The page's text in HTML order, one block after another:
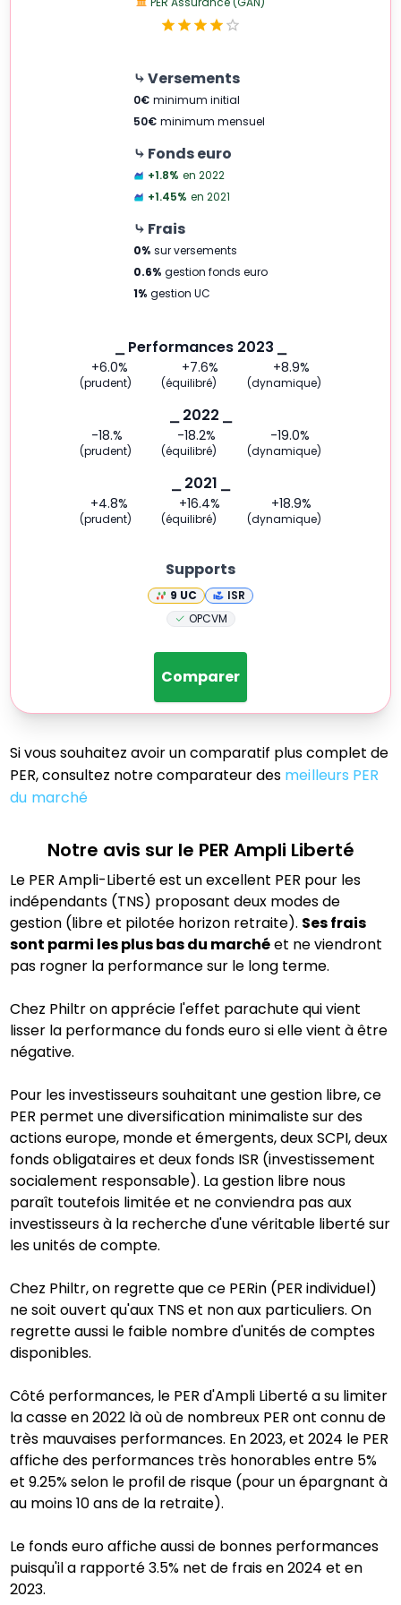
⤷ Versements
0€ minimum initial
50€ minimum mensuel
⤷ Fonds euro
+1.8% en 2022
+1.45% en 2021
⤷ Frais
0% sur versements
0.6% gestion fonds euro
1% gestion UC
⎯ Performances 2023 ⎯
+6.0% +7.6% +8.9%
(prudent) (équilibré) (dynamique)
⎯ 2022 ⎯
-18.% -18.2% -19.0%
(prudent) (équilibré) (dynamique)
⎯ 2021 ⎯
+4.8% +16.4% +18.9%
(prudent) (équilibré) (dynamique)
Supports
9 UC
ISR
OPCVM
Comparer
Si vous souhaitez avoir un comparatif plus complet de
PER, consultez notre comparateur des meilleurs PER
du marché
Notre avis sur le PER Ampli Liberté
Le PER Ampli-Liberté est un excellent PER pour les
indépendants (TNS) proposant deux modes de
gestion (libre et pilotée horizon retraite). Ses frais
sont parmi les plus bas du marchéet ne viendront
pas rogner la performance sur le long terme.
Chez Philtr on apprécie l'effet parachute qui vient
lisser la performance du fonds euro si elle vient à être
négative.
Pour les investisseurs souhaitant une gestion libre, ce
PER permet une diversification minimaliste sur des
actions europe, monde et émergents, deux SCPI, deux
fonds obligataires et deux fonds ISR (investissement
socialement responsable). La gestion libre nous
paraît toutefois limitée et ne conviendra pas aux
investisseurs à la recherche d'une véritable liberté sur
les unités de compte.
Chez Philtr, on regrette que ce PERin (PER individuel)
ne soit ouvert qu'aux TNS et non aux particuliers. On
regrette aussi le faible nombre d'unités de comptes
disponibles.
Côté performances, le PER d'Ampli Liberté a su limiter
la casse en 2022 là où de nombreux PER ont connu de
très mauvaises performances. En 2023, et 2024 le PER
affiche des performances très honorables entre 5%
et 9.25% selon le profil de risque (pour un épargnant à
au moins 10 ans de la retraite).
Le fonds euro affiche aussi de bonnes performances
puisqu'il a rapporté 3.5% net de frais en 2024 et en
2023.